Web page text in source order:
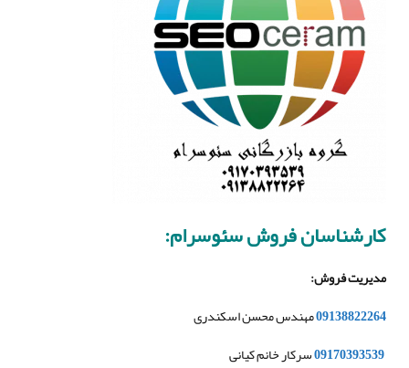
کارشناسان فروش سئوسرام:
مدیریت فروش:
09138822264مهندس محسن اسکندری
09170393539سرکار خانم کیانی